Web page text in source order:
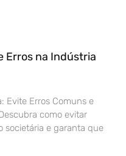
Erros na Indústria
Evite Erros Comuns e
como evitar
societária e garanta que